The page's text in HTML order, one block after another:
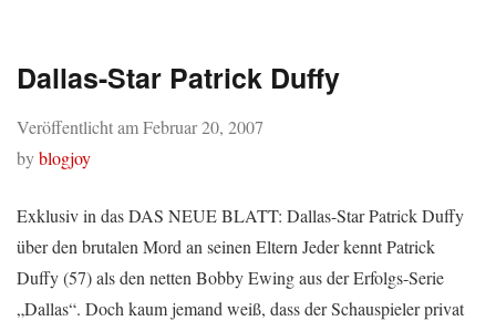
Dallas-Star Patrick Duffy
Veröffentlicht amFebruar 20, 2007
byblogjoy
Exklusiv in das DAS NEUE BLATT: Dallas-Star Patrick Duffy
über den brutalen Mord an seinen Eltern Jeder kennt Patrick
Duffy (57) als den netten Bobby Ewing aus der Erfolgs-Serie
„Dallas“. Doch kaum jemand weiß, dass der Schauspieler privat